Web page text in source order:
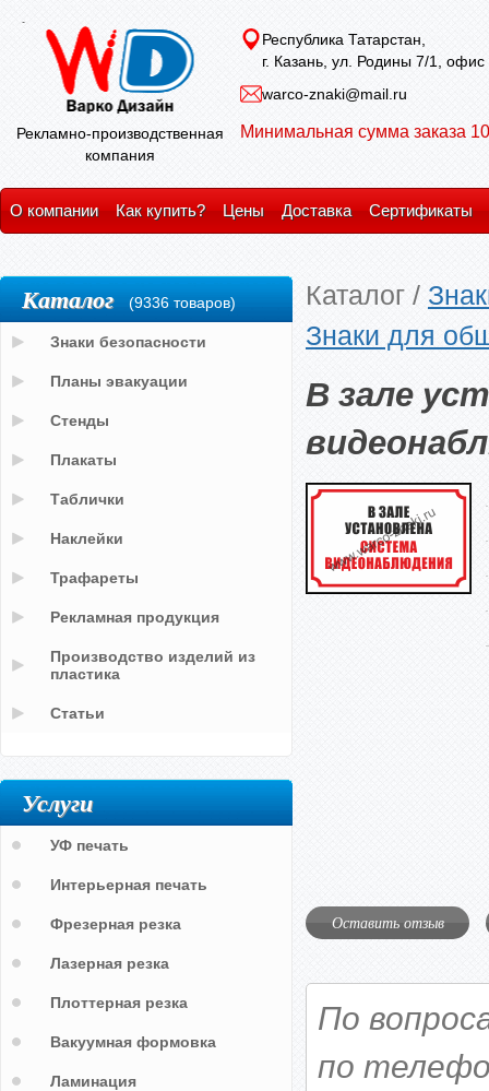
Рекламно-производственная
компания
Республика Татарстан,
г. Казань, ул. Родины 7/1, офис
warco-znaki@mail.ru
Минимальная сумма заказа
О компании Как купить? Цены Доставка Сертификаты
Каталог /
Знаки для
В зале
Оставить отзыв
По
по
Каталог (9336 товаров)
Знаки безопасности
Планы эвакуации
Стенды
Плакаты
Таблички
Наклейки
Трафареты
Рекламная продукция
Производство изделий из
пластика
Статьи
Услуги
УФ печать
Интерьерная печать
Фрезерная резка
Лазерная резка
Плоттерная резка
Вакуумная формовка
Ламинация